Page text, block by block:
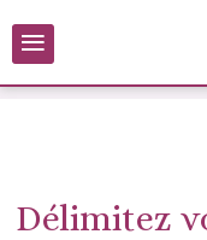
≡
Délimitez